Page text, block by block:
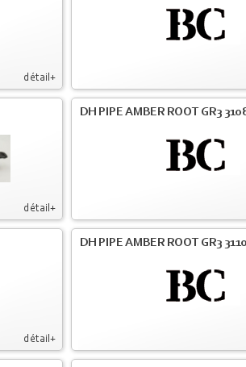
détail+
détail+
DH PIPE AMBER ROOT GR3
détail+
DH PIPE AMBER ROOT GR3 3110